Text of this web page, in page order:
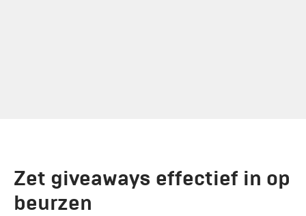
Zet giveaways effectief in op
beurzen